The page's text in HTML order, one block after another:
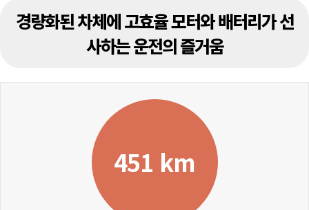
경량화된 차체에 고효율 모터와 배터리가 선
사하는 운전의 즐거움
451 km